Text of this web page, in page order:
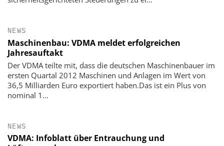
NEWS
Maschinenbau: VDMA meldet erfolgreichen
Jahresauftakt
Der VDMA teilte mit, dass die deutschen Maschinenbauer im
ersten Quartal 2012 Maschinen und Anlagen im Wert von
36,5 Milliarden Euro exportiert haben.Das ist ein Plus von
nominal 1...
NEWS
VDMA: Infoblatt über Entrauchung und